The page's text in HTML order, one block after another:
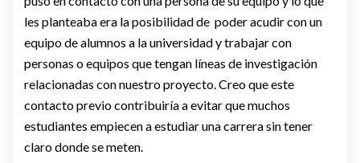
les planteaba era la posibilidad de poder acudir con un
equipo de alumnos a la universidad y trabajar con
personas o equipos que tengan líneas de investigación
relacionadas con nuestro proyecto. Creo que este
contacto previo contribuiría a evitar que muchos
estudiantes empiecen a estudiar una carrera sin tener
claro donde se meten.